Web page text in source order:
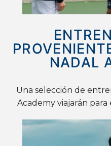
NADAL
Una selección de
Academy viajarán